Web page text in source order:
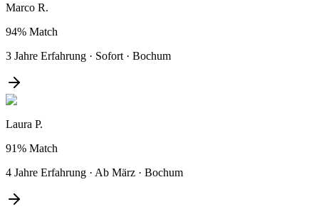
Marco R.
94% Match
3 Jahre Erfahrung · Sofort · Bochum
Laura P.
91% Match
4 Jahre Erfahrung · Ab März · Bochum